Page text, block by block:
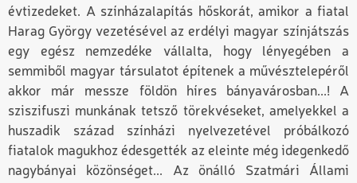
évtizedeket. A színházalapítás hőskorát, amikor a fiatal
Harag György vezetésével az erdélyi magyar színjátszás
egy egész nemzedéke vállalta, hogy lényegében a
semmiből magyar társulatot építenek a művésztelepéről
akkor már messze földön híres bányavárosban...! A
sziszifuszi munkának tetsző törekvéseket, amelyekkel a
huszadik század színházi nyelvezetével próbálkozó
fiatalok magukhoz édesgették az eleinte még idegenkedő
nagybányai közönséget... Az önálló Szatmári Állami